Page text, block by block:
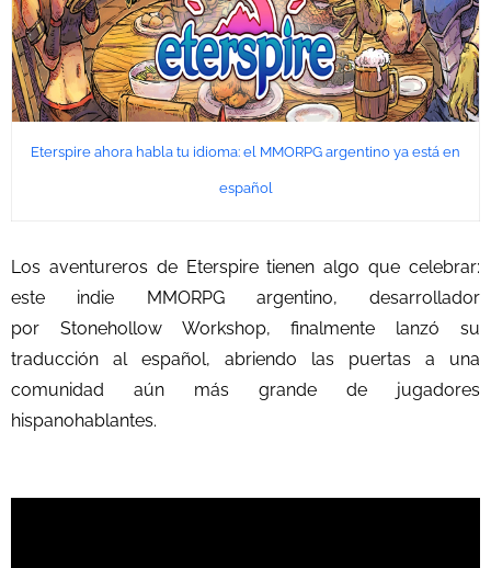
Eterspire ahora habla tu idioma: el MMORPG argentino ya está en
español
Los aventureros de Eterspire tienen algo que celebrar:
este indie MMORPG argentino, desarrollador
por Stonehollow Workshop, finalmente lanzó su
traducción al español, abriendo las puertas a una
comunidad aún más grande de jugadores
hispanohablantes.